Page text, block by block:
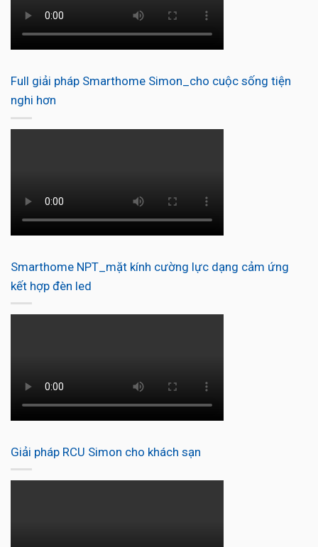
Full giải pháp Smarthome Simon_cho cuộc sống tiện
nghi hơn
Smarthome NPT_mặt kính cường lực dạng cảm ứng
kết hợp đèn led
Giải pháp RCU Simon cho khách sạn